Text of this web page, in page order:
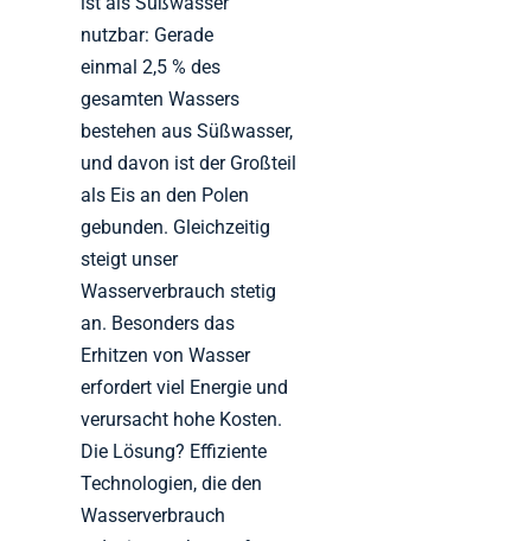
nutzbar: Gerade
einmal 2,5 % des
gesamten Wassers
bestehen aus Süßwasser,
und davon ist der Großteil
als Eis an den Polen
gebunden. Gleichzeitig
steigt unser
Wasserverbrauch stetig
an. Besonders das
Erhitzen von Wasser
erfordert viel Energie und
verursacht hohe Kosten.
Die Lösung? Effiziente
Technologien, die den
Wasserverbrauch